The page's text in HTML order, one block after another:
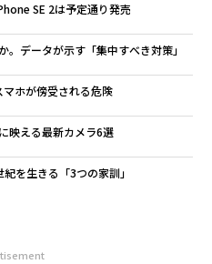
SE 2は予定通り発売
データが示す「集中すべき対策」
ホが傍受される危険
映える最新カメラ6選
を生きる「3つの家訓」